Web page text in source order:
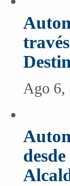
Ago 6,